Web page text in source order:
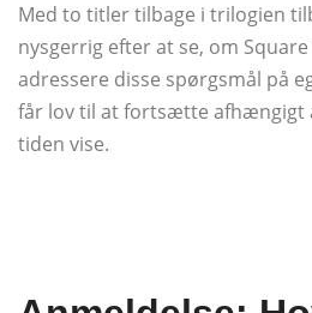
Med to titler tilbage i trilogien
nysgerrig efter at se, om
adressere disse spørgsmål på
får lov til at fortsætte afhængigt
tiden vise.